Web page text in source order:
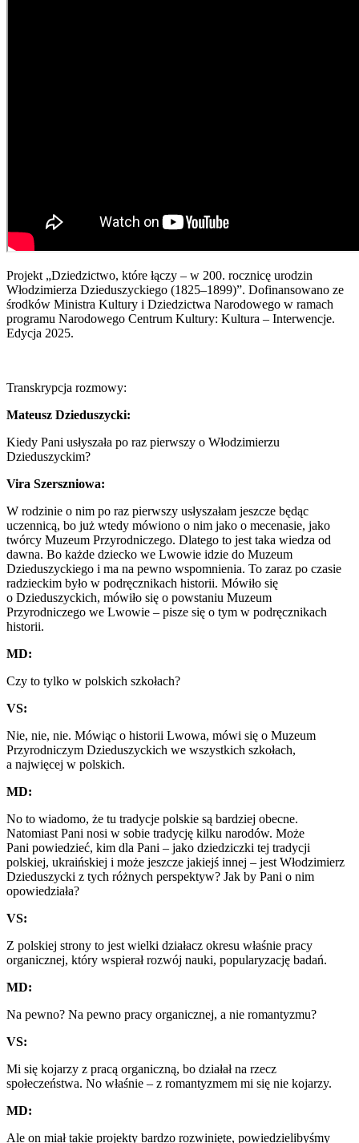
Projekt „Dziedzictwo, które łączy – w 200. rocznicę urodzin
Włodzimierza Dzieduszyckiego (1825–1899)”. Dofinansowano ze
środków Ministra Kultury i Dziedzictwa Narodowego w ramach
programu Narodowego Centrum Kultury: Kultura – Interwencje.
Edycja 2025.
Transkrypcja rozmowy:
Mateusz Dzieduszycki:
Kiedy Pani usłyszała po raz pierwszy o Włodzimierzu
Dzieduszyckim?
Vira Szerszniowa:
W rodzinie o nim po raz pierwszy usłyszałam jeszcze będąc
uczennicą, bo już wtedy mówiono o nim jako o mecenasie, jako
twórcy Muzeum Przyrodniczego. Dlatego to jest taka wiedza od
dawna. Bo każde dziecko we Lwowie idzie do Muzeum
Dzieduszyckiego i ma na pewno wspomnienia. To zaraz po czasie
radzieckim było w podręcznikach historii. Mówiło się
o Dzieduszyckich, mówiło się o powstaniu Muzeum
Przyrodniczego we Lwowie – pisze się o tym w podręcznikach
historii.
MD:
Czy to tylko w polskich szkołach?
VS:
Nie, nie, nie. Mówiąc o historii Lwowa, mówi się o Muzeum
Przyrodniczym Dzieduszyckich we wszystkich szkołach,
a najwięcej w polskich.
MD:
No to wiadomo, że tu tradycje polskie są bardziej obecne.
Natomiast Pani nosi w sobie tradycję kilku narodów. Może
Pani powiedzieć, kim dla Pani – jako dziedziczki tej tradycji
polskiej, ukraińskiej i może jeszcze jakiejś innej – jest Włodzimierz
Dzieduszycki z tych różnych perspektyw? Jak by Pani o nim
opowiedziała?
VS:
Z polskiej strony to jest wielki działacz okresu właśnie pracy
organicznej, który wspierał rozwój nauki, popularyzację badań.
MD:
Na pewno? Na pewno pracy organicznej, a nie romantyzmu?
VS:
Mi się kojarzy z pracą organiczną, bo działał na rzecz
społeczeństwa. No właśnie – z romantyzmem mi się nie kojarzy.
MD:
Ale on miał takie projekty bardzo rozwinięte, powiedzielibyśmy